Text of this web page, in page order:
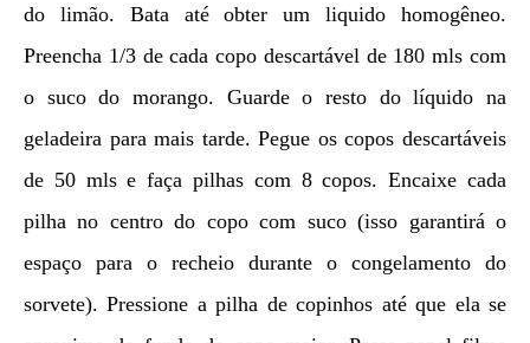
do limão. Bata até obter um liquido homogêneo.
Preencha 1/3 de cada copo descartável de 180 mls com
o suco do morango. Guarde o resto do líquido na
geladeira para mais tarde. Pegue os copos descartáveis
de 50 mls e faça pilhas com 8 copos. Encaixe cada
pilha no centro do copo com suco (isso garantirá o
espaço para o recheio durante o congelamento do
sorvete). Pressione a pilha de copinhos até que ela se